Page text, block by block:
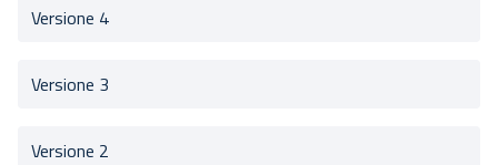
Versione 4
Versione 3
Versione 2